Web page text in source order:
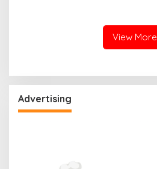
View More
Advertising